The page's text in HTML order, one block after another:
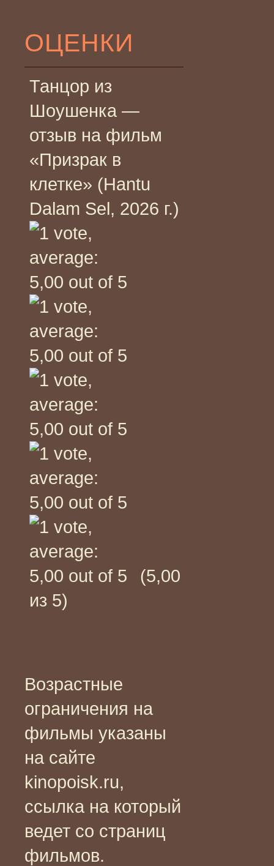
ОЦЕНКИ
Танцор из
Шоушенка —
отзыв на фильм
«Призрак в
клетке» (Hantu
Dalam Sel, 2026 г.)
(5,00
из 5)
Возрастные
ограничения на
фильмы указаны
на сайте
kinopoisk.ru,
ссылка на который
ведет со страниц
фильмов.